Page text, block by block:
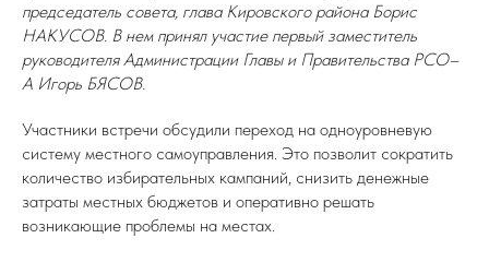
председатель cовета, глава Кировского района Борис
НАКУСОВ. В нем принял участие первый заместитель
руководителя Администрации Главы и Правительства РСО–
А Игорь БЯСОВ.
Участники встречи обсудили переход на одноуровневую
систему местного самоуправления. Это позволит сократить
количество избирательных кампаний, снизить денежные
затраты местных бюджетов и оперативно решать
возникающие проблемы на местах.